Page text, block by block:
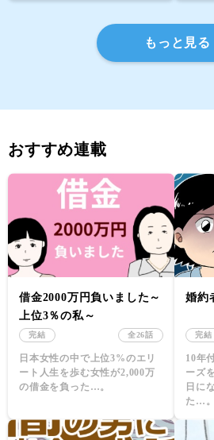
もっと見る
おすすめ連載
借金2000万円負いました～
上位3％の私～
完結 全26話
日本女性の中で上位3%のエリ
ート人生を歩む女性が2,000万
の借金を負った…。
婚約
完結
10年
ーズ
日に
た…。